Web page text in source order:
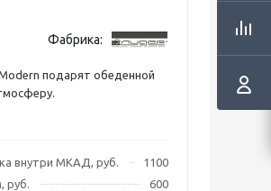
Фабрика:
подарят обеденной
внутри МКАД, руб.
1100
руб.
600